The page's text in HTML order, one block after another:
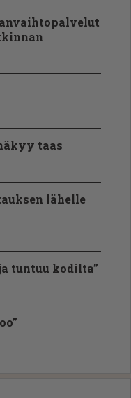
taas
lähelle
tuntuu kodilta”